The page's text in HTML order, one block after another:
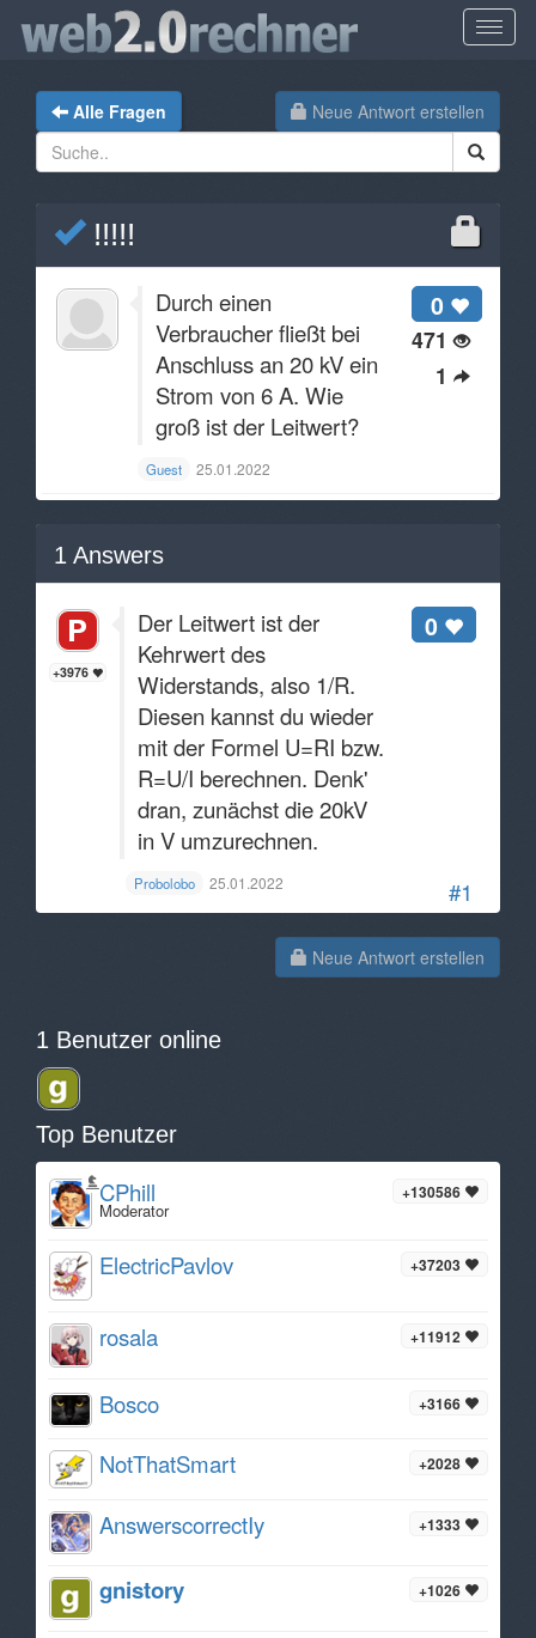
Neue Antwort erstellen
Alle Fragen
!!!!!
0
471
1
Durch einen
Verbraucher fließt bei
Anschluss an 20 kV ein
Strom von 6 A. Wie
groß ist der Leitwert?
Guest 25.01.2022
1 Answers
#1
+3976
0
Der Leitwert ist der
Kehrwert des
Widerstands, also 1/R.
Diesen kannst du wieder
mit der Formel U=RI bzw.
R=U/I berechnen. Denk'
dran, zunächst die 20kV
in V umzurechnen.
Probolobo 25.01.2022
Neue Antwort erstellen
1 Benutzer online
Top Benutzer
+130586
CPhill
Moderator
+37203
ElectricPavlov
+11912
rosala
+3166
Bosco
+2028
NotThatSmart
+1333
AnswerscorrectIy
+1026
gnistory